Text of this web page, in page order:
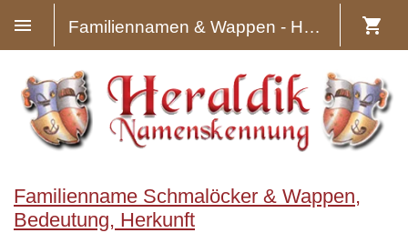
Familiennamen & Wappen - Heraldik
Familienname Schmalöcker & Wappen,
Bedeutung, Herkunft